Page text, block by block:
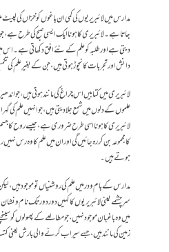
مدارس میں لائبریریوں کی کمی ان باغوں کو خزاں کی
جاتا ہے۔ لائبریری کا ہونا ایک ایسی صبح کی طرح ہے،
دیتی ہے اور طلبہ کو علم کے نئے افق دکھاتی ہے۔ اس
دانش اور تجربات کا نچوڑ ہوتی ہیں، جن کے بغیر علم کی
لائبریری میں کتابیں اس چراغ کی مانند ہوتی ہیں، جو
علموں کے دلوں میں شمع جلا دیتی ہیں، جو انہیں علم کی
لائبریری کا ہونا اسی طرح ضروری ہے، جیسے روح کا
کا مجموعہ بن کر رہ جائیں گی اور ان میں علم کا وہ رس
ہوتے ہیں۔
مدارس کے بام ودر میں علم کی روشنیاں تو موجود ہیں،
سرچشمے یعنی لائبریریوں کا کہیں دور دور تک نام
میں وہ باغبان موجود نہیں، جو مطالعے کے پھولوں کو
زمین کی مانند ہیں، جسے سیراب کرنے والی بارش یعنی